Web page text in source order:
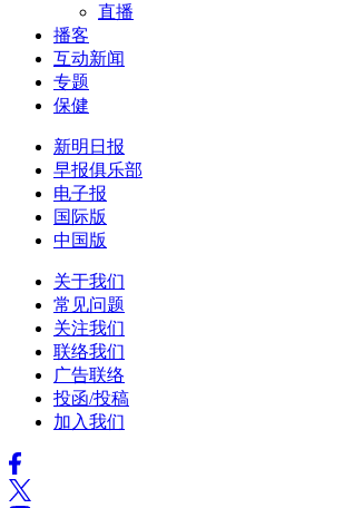
直播
播客
互动新闻
专题
保健
新明日报
早报俱乐部
电子报
国际版
中国版
关于我们
常见问题
关注我们
联络我们
广告联络
投函/投稿
加入我们